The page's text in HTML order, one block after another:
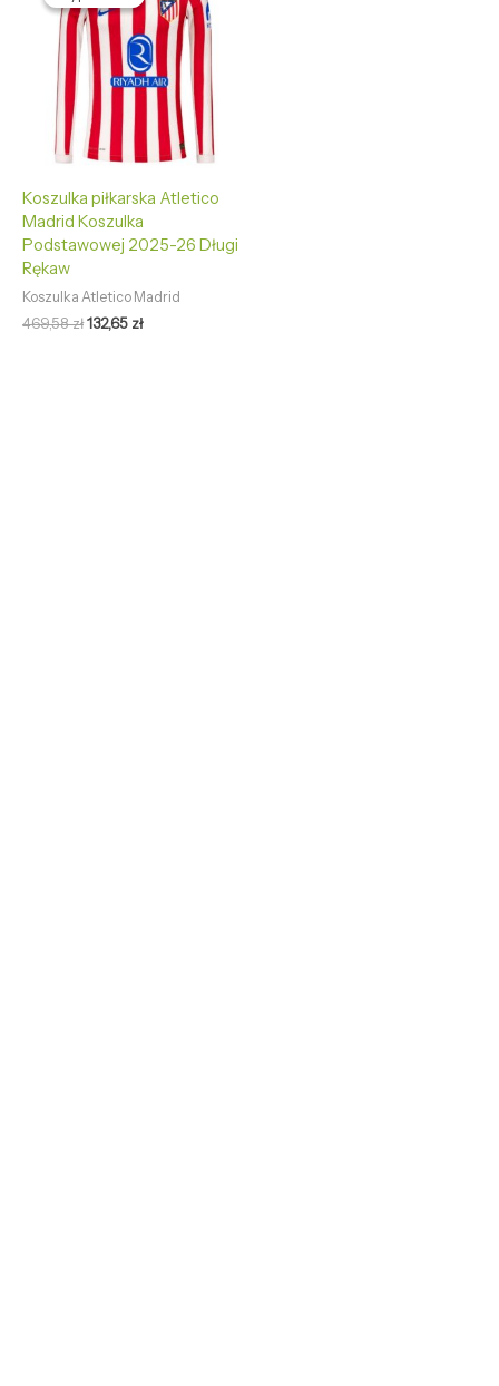
Koszulka piłkarska Atletico
Madrid Koszulka
Podstawowej 2025-26 Długi
Rękaw
Koszulka Atletico Madrid
469,58zł
wynosiła:
469,58 zł.
132,65 zł
wynosi:
132,65 zł.